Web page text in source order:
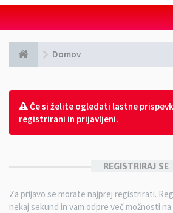
Domov
Če si želite ogledati lastne
registrirani in prijavljeni.
REGISTRIRAJ SE
Za prijavo se morate najprej registrirati.
nekaj sekund in vam odpre več možnosti